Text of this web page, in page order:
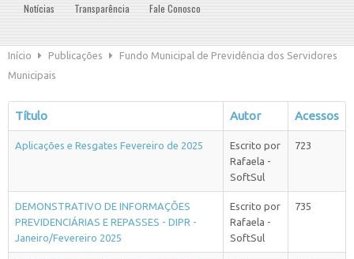
Notícias Transparência Fale Conosco
Início Publicações
Fundo Municipal de Previdência dos Servidores
Municipais
Título Autor Acessos
Aplicações e Resgates Fevereiro de 2025
Escrito por
Rafaela -
SoftSul
723
DEMONSTRATIVO DE INFORMAÇÕES
PREVIDENCIÁRIAS E REPASSES - DIPR -
Janeiro/Fevereiro 2025
Escrito por
Rafaela -
SoftSul
735